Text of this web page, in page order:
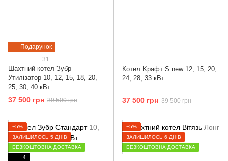
Подарунок
31
Шахтний котел Зубр
Утилізатор 10, 12, 15, 18, 20,
25, 30, 40 кВт
37 500 грн 39 500 грн
Котел Kрафт S new 12, 15, 20,
24, 28, 33 кВт
37 500 грн 39 500 грн
−5%
ЗАЛИШИЛОСЬ 5 ДНІВ
БЕЗКОШТОВНА ДОСТАВКА
4
−5%
ЗАЛИШИЛОСЬ 6 ДНІВ
БЕЗКОШТОВНА ДОСТАВКА